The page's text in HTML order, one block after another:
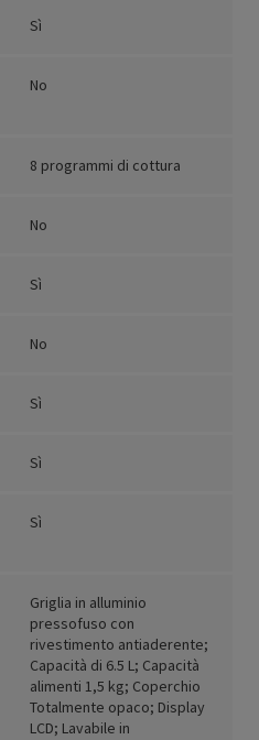
Sì
No
8 programmi di cottura
No
Sì
No
Sì
Sì
Sì
Griglia in alluminio
pressofuso con
rivestimento antiaderente;
Capacità di 6.5 L; Capacità
alimenti 1,5 kg; Coperchio
Totalmente opaco; Display
LCD; Lavabile in